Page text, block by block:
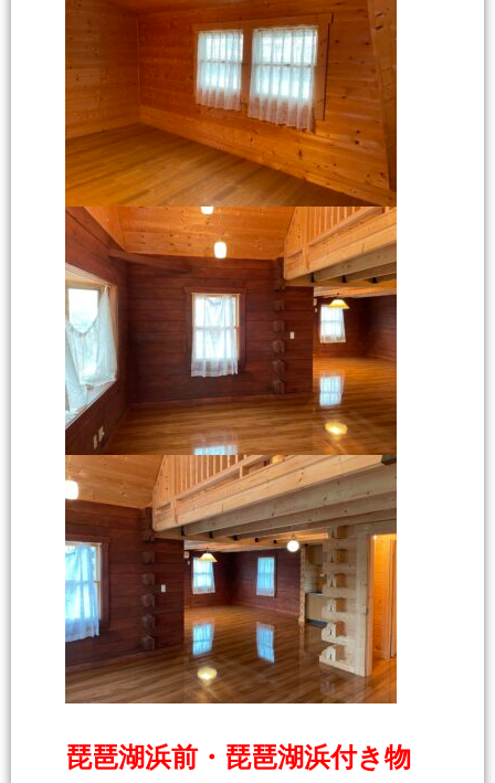
琵琶湖浜前・琵琶湖浜付き物